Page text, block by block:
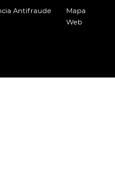
Antifraude
Mapa
Web